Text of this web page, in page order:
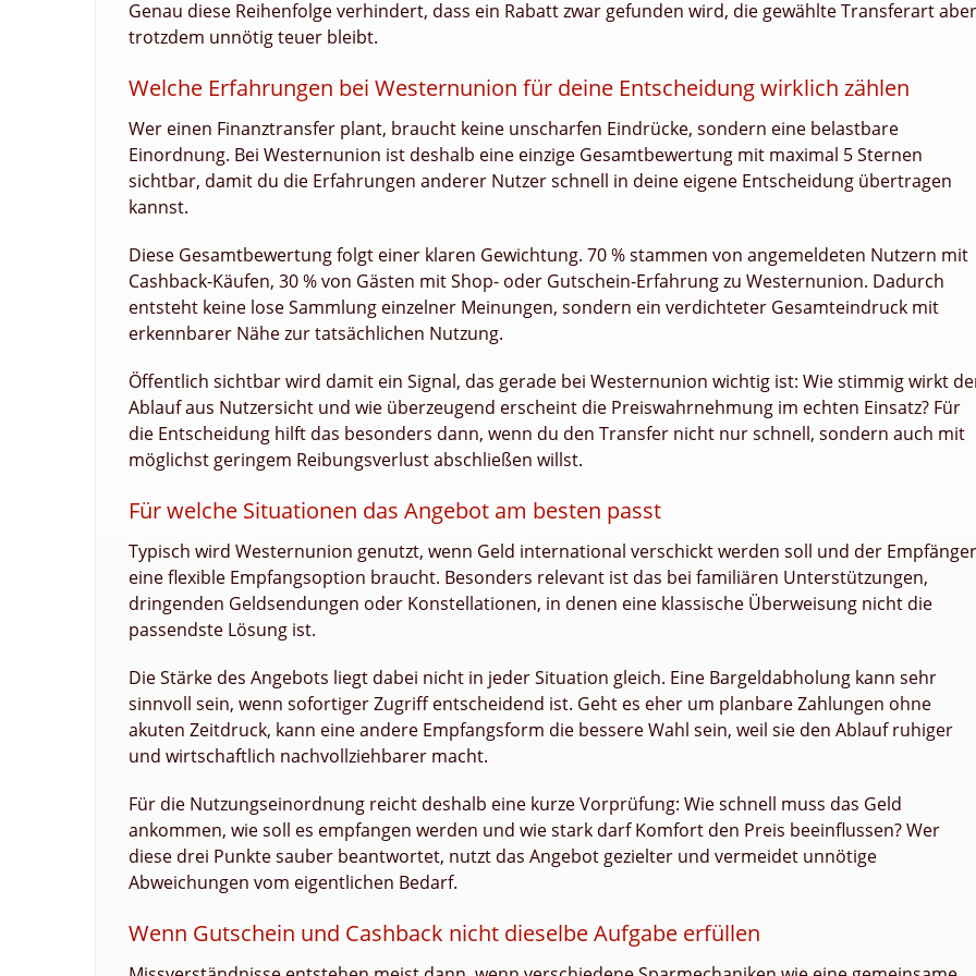
Genau diese Reihenfolge verhindert, dass ein Rabatt zwar gefunden wird, die gewählte Transferart aber
trotzdem unnötig teuer bleibt.
Welche Erfahrungen bei Westernunion für deine Entscheidung wirklich zählen
Wer einen Finanztransfer plant, braucht keine unscharfen Eindrücke, sondern eine belastbare
Einordnung. Bei Westernunion ist deshalb eine einzige Gesamtbewertung mit maximal 5 Sternen
sichtbar, damit du die Erfahrungen anderer Nutzer schnell in deine eigene Entscheidung übertragen
kannst.
Diese Gesamtbewertung folgt einer klaren Gewichtung. 70 % stammen von angemeldeten Nutzern mit
Cashback-Käufen, 30 % von Gästen mit Shop- oder Gutschein-Erfahrung zu Westernunion. Dadurch
entsteht keine lose Sammlung einzelner Meinungen, sondern ein verdichteter Gesamteindruck mit
erkennbarer Nähe zur tatsächlichen Nutzung.
Öffentlich sichtbar wird damit ein Signal, das gerade bei Westernunion wichtig ist: Wie stimmig wirkt
Ablauf aus Nutzersicht und wie überzeugend erscheint die Preiswahrnehmung im echten Einsatz? Für
die Entscheidung hilft das besonders dann, wenn du den Transfer nicht nur schnell, sondern auch mit
möglichst geringem Reibungsverlust abschließen willst.
Für welche Situationen das Angebot am besten passt
Typisch wird Westernunion genutzt, wenn Geld international verschickt werden soll und der Empfänger
eine flexible Empfangsoption braucht. Besonders relevant ist das bei familiären Unterstützungen,
dringenden Geldsendungen oder Konstellationen, in denen eine klassische Überweisung nicht die
passendste Lösung ist.
Die Stärke des Angebots liegt dabei nicht in jeder Situation gleich. Eine Bargeldabholung kann sehr
sinnvoll sein, wenn sofortiger Zugriff entscheidend ist. Geht es eher um planbare Zahlungen ohne
akuten Zeitdruck, kann eine andere Empfangsform die bessere Wahl sein, weil sie den Ablauf ruhiger
und wirtschaftlich nachvollziehbarer macht.
Für die Nutzungseinordnung reicht deshalb eine kurze Vorprüfung: Wie schnell muss das Geld
ankommen, wie soll es empfangen werden und wie stark darf Komfort den Preis beeinflussen? Wer
diese drei Punkte sauber beantwortet, nutzt das Angebot gezielter und vermeidet unnötige
Abweichungen vom eigentlichen Bedarf.
Wenn Gutschein und Cashback nicht dieselbe Aufgabe erfüllen